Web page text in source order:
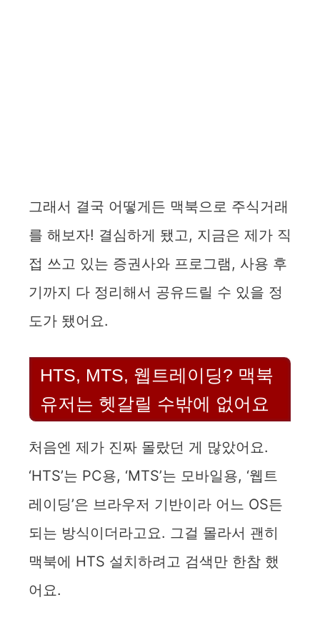
그래서 결국 어떻게든 맥북으로 주식거래
를 해보자! 결심하게 됐고, 지금은 제가 직
접 쓰고 있는 증권사와 프로그램, 사용 후
기까지 다 정리해서 공유드릴 수 있을 정
도가 됐어요.
HTS, MTS, 웹트레이딩? 맥북
유저는 헷갈릴 수밖에 없어요
처음엔 제가 진짜 몰랐던 게 많았어요.
‘HTS’는 PC용, ‘MTS’는 모바일용, ‘웹트
레이딩’은 브라우저 기반이라 어느 OS든
되는 방식이더라고요. 그걸 몰라서 괜히
맥북에 HTS 설치하려고 검색만 한참 했
어요.